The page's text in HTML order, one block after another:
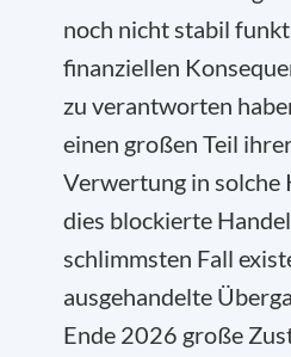
noch nicht stabil
finanziellen
zu verantworten
einen großen Teil
Verwertung in solche
dies blockierte
schlimmsten Fall
ausgehandelte
Ende 2026 große